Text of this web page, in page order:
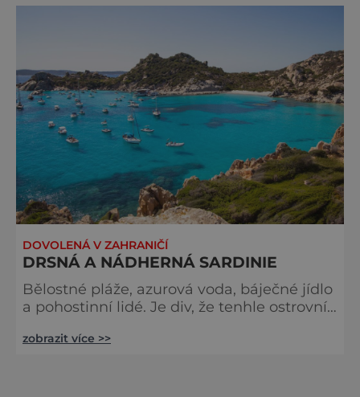
DOVOLENÁ V ZAHRANIČÍ
DRSNÁ A NÁDHERNÁ SARDINIE
Bělostné pláže, azurová voda, báječné jídlo
a pohostinní lidé. Je div, že tenhle ostrovní
masový turistický průmysl. A až budeme
zobrazit více >>